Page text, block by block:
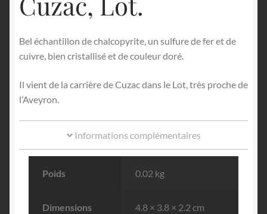
Bel échantillon de chalcopyrite, un sulfure de fer et de
cuivre, bien cristallisé et de couleur doré.
Il vient de la carrière de Cuzac dans le Lot, très proche de
l’Aveyron.
Informations complémentaires
Poids 0.02 kg
Dimensions 4.8 × 3.8 × 2.2 cm